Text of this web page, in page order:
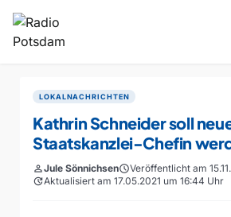
LOKALNACHRICHTEN
Kathrin Schneider soll
Staatskanzlei-Chefin
personJule SönnichsenscheduleVeröffentlicht am
updateAktualisiert am 17.05.2021 um 16:44 Uhr